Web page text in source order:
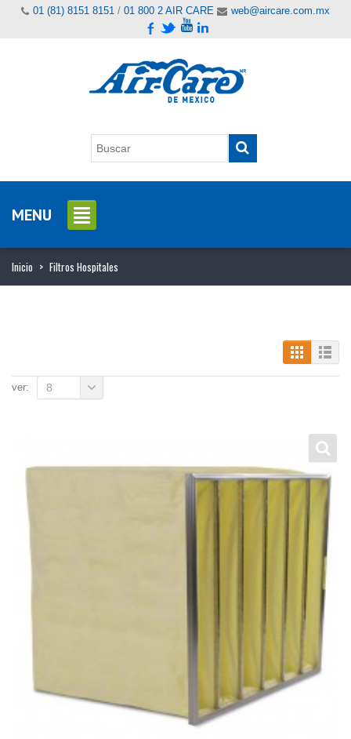
01 (81) 8151 8151 / 01 800 2 AIR CARE web@aircare.com.mx
MENU
Inicio > Filtros Hospitales
ver: 8